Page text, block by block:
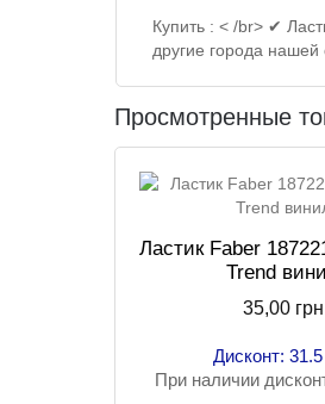
Купить : < /br> ✔
другие города нашей
Просмотренные
Ластик Faber
Trend
35,00 грн
Дисконт: 31.5
При наличии